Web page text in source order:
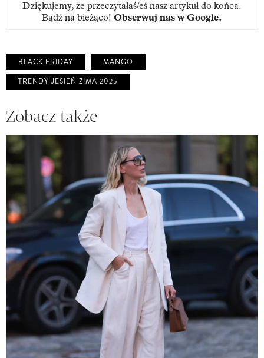
Dziękujemy, że przeczytałaś/eś nasz artykuł do końca.
Bądź na bieżąco! Obserwuj nas w Google.
BLACK FRIDAY
MANGO
TRENDY JESIEŃ ZIMA 2025
Zobacz także